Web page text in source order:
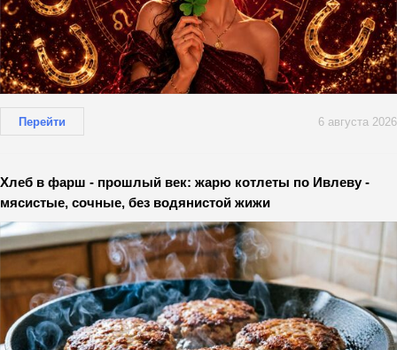
Перейти 6 августа 2026
Хлеб в фарш - прошлый век: жарю котлеты по Ивлеву -
мясистые, сочные, без водянистой жижи